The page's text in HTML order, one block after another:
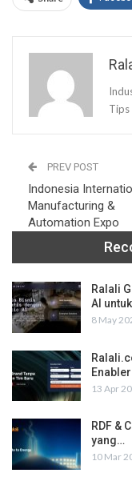
Tips
PREV POST
Indonesia
Manufacturing &
Automation Expo
Ralali
AI
8 May
13 Apr
RDF &
yang…
10 Mar